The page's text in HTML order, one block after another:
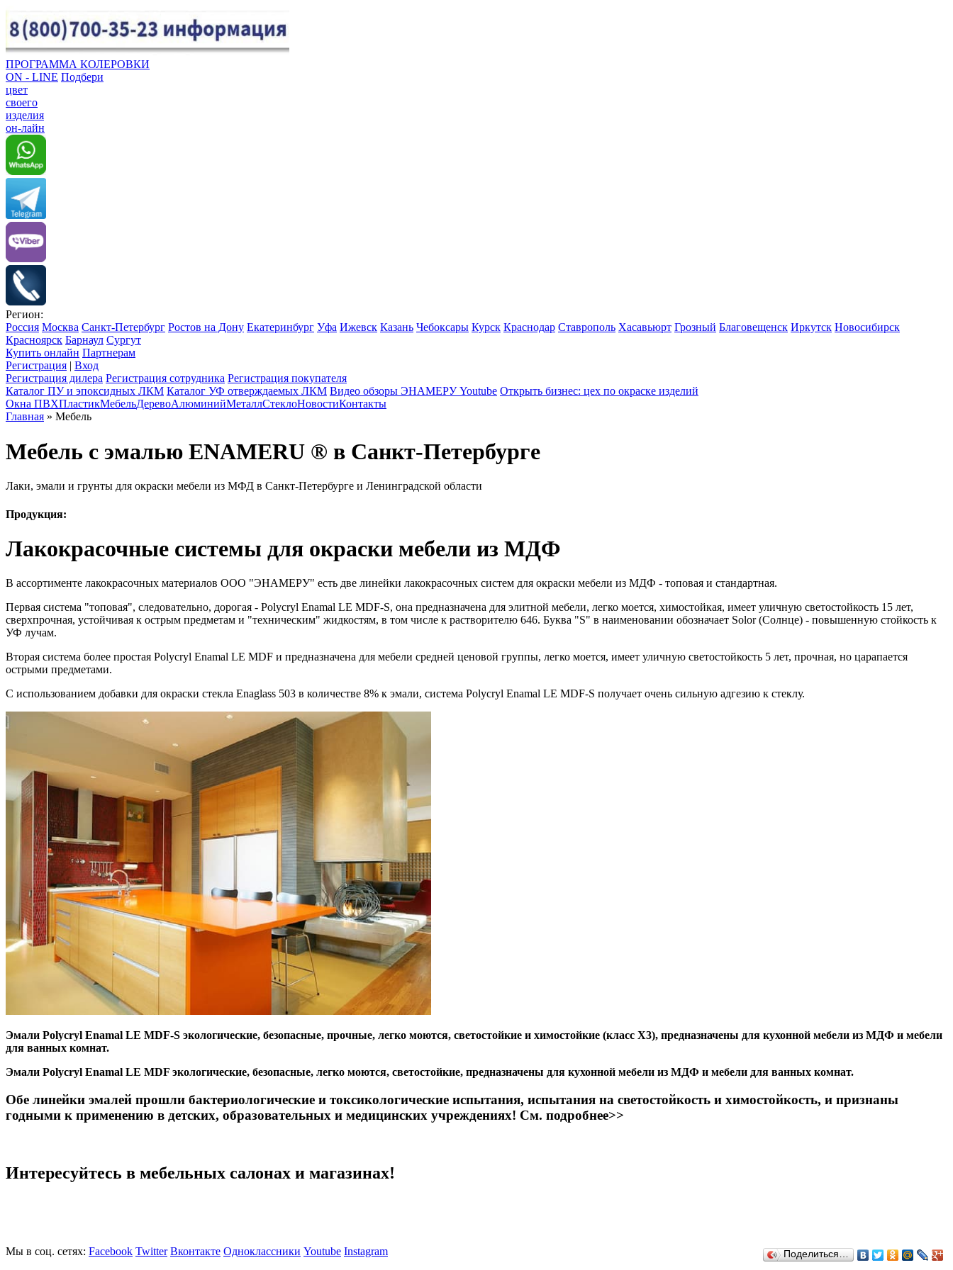
ПРОГРАММА КОЛЕРОВКИ
ON - LINE Подбери
цвет
своего
изделия
он-лайн
Регион:
Россия Москва Санкт-Петербург Ростов на Дону Екатеринбург Уфа Ижевск Казань Чебоксары Курск Краснодар Ставрополь Хасавьюрт Грозный Благовещенск Иркутск Новосибирск
Красноярск Барнаул Сургут
Купить онлайн Партнерам
Регистрация | Вход
Регистрация дилера Регистрация сотрудника Регистрация покупателя
Каталог ПУ и эпоксидных ЛКМ Каталог УФ отверждаемых ЛКМ Видео обзоры ЭНАМЕРУ Youtube Открыть бизнес: цех по окраске изделий
Окна ПВХПластикМебельДеревоАлюминийМеталлСтеклоНовостиКонтакты
Главная » Мебель
Мебель с эмалью ENAMERU ® в Санкт-Петербурге
Лаки, эмали и грунты для окраски мебели из МФД в Санкт-Петербурге и Ленинградской области
Продукция:
Лакокрасочные системы для окраски мебели из МДФ
В ассортименте лакокрасочных материалов ООО "ЭНАМЕРУ" есть две линейки лакокрасочных систем для окраски мебели из МДФ - топовая и стандартная.
Первая система "топовая", следовательно, дорогая - Polycryl Enamal LE MDF-S, она предназначена для элитной мебели, легко моется, химостойкая, имеет уличную светостойкость 15 лет,
сверхпрочная, устойчивая к острым предметам и "техническим" жидкостям, в том числе к растворителю 646. Буква "S" в наименовании обозначает Solor (Солнце) - повышенную стойкость к
УФ лучам.
Вторая система более простая Polycryl Enamal LE MDF и предназначена для мебели средней ценовой группы, легко моется, имеет уличную светостойкость 5 лет, прочная, но царапается
острыми предметами.
С использованием добавки для окраски стекла Enaglass 503 в количестве 8% к эмали, система Polycryl Enamal LE MDF-S получает очень сильную адгезию к стеклу.
Эмали Polycryl Enamal LE MDF-S экологические, безопасные, прочные, легко моются, светостойкие и химостойкие (класс Х3), предназначены для кухонной мебели из МДФ и мебели
для ванных комнат.
Эмали Polycryl Enamal LE MDF экологические, безопасные, легко моются, светостойкие, предназначены для кухонной мебели из МДФ и мебели для ванных комнат.
Обе линейки эмалей прошли бактериологические и токсикологические испытания, испытания на светостойкость и химостойкость, и признаны
годными к применению в детских, образовательных и медицинских учреждениях! См. подробнее>>
Интересуйтесь в мебельных салонах и магазинах!
Поделиться…
Мы в соц. сетях: Facebook Twitter Вконтакте Одноклассники Youtube Instagram